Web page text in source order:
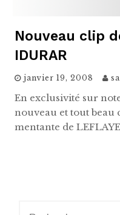
Nouveau clip
IDURAR
janvier 19, 2008
En exclusivité sur
nouveau et tout beau
mentante de